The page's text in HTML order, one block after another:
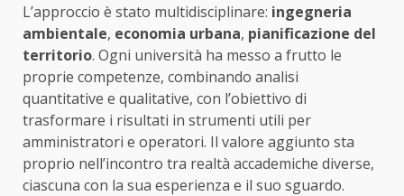
L’approccio è stato multidisciplinare: ingegneria
ambientale, economia urbana, pianificazione del
territorio. Ogni università ha messo a frutto le
proprie competenze, combinando analisi
quantitative e qualitative, con l’obiettivo di
trasformare i risultati in strumenti utili per
amministratori e operatori. Il valore aggiunto sta
proprio nell’incontro tra realtà accademiche diverse,
ciascuna con la sua esperienza e il suo sguardo.